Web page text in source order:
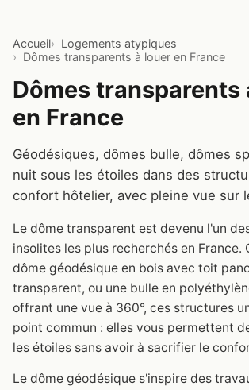
Accueil
Logements atypiques
Dômes transparents à louer en France
Dômes transparents
en France
Géodésiques, dômes bulle, dômes
nuit sous les étoiles dans des
confort hôtelier, avec pleine vue sur
Le dôme transparent est devenu l'un
insolites les plus recherchés en France.
dôme géodésique en bois avec toit
transparent, ou une bulle en
offrant une vue à 360°, ces structures
point commun : elles vous permettent
les étoiles sans avoir à sacrifier le
Le dôme géodésique s'inspire des